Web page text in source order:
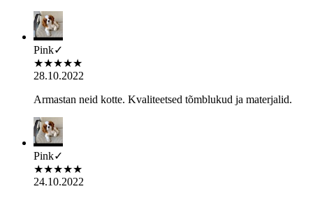
Pink✓
★★★★★
28.10.2022
Armastan neid kotte. Kvaliteetsed tõmblukud ja materjalid.
Pink✓
★★★★★
24.10.2022